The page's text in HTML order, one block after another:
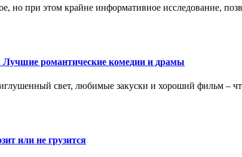
но при этом крайне информативное исследование,
романтические комедии и драмы
свет, любимые закуски и хороший фильм –
или не грузится